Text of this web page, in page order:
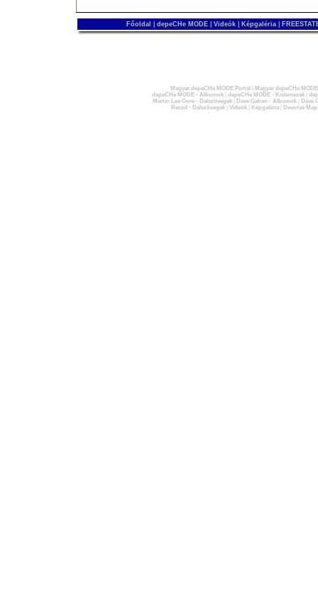
Főoldal depeCHe MODE Videók Képgaléria
Magyar depeCHe MODE Portál
Magyar depeCHe
depeCHe MODE - Albumok| depeCHe MODE - Kislemezek|
Martin Lee Gore - Dalszövegek| Dave Gahan - Albumok|
Dave
Recoil - Dalszövegek| Videók| Képgaléria| Devotee Map